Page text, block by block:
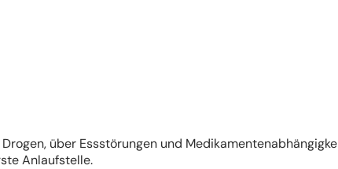
über Essstörungen und
Anlaufstelle.